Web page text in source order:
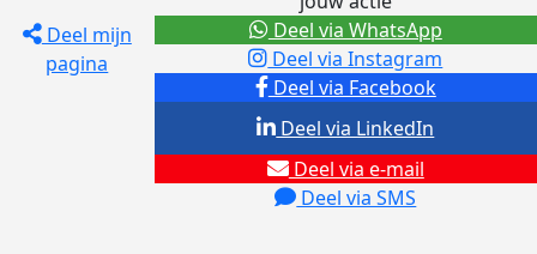
Deel mijn
pagina
Deel via Facebook
Deel via Instagram
Deel via e-mail
Deel via SMS
Deel via LinkedIn
Deel via WhatsApp